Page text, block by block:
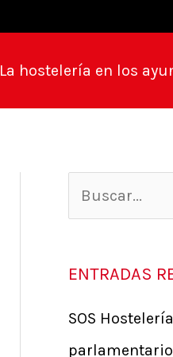
La hostelería en los
s
a
ENTRADAS
SOS